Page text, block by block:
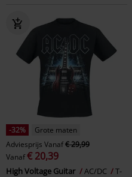
-32%
Grote maten
Adviesprijs Vanaf€ 29,99
Vanaf€ 20,39
High Voltage Guitar AC/DC
T-